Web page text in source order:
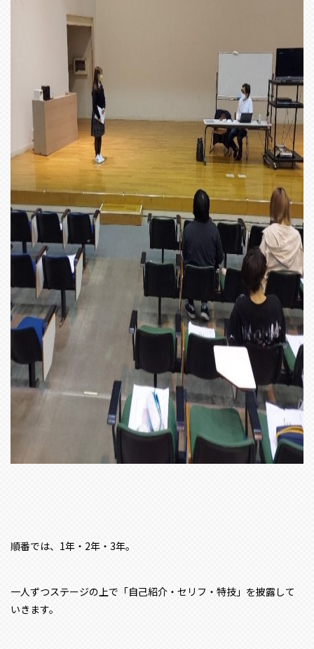
順番では、1年・2年・3年。
一人ずつステージの上で「自己紹介・セリフ・特技」を披露して
いきます。